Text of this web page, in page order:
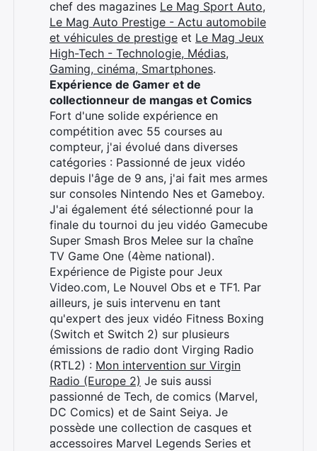
chef des magazines Le Mag Sport Auto,
Le Mag Auto Prestige - Actu automobile
et véhicules de prestige et Le Mag Jeux
High-Tech - Technologie, Médias,
Gaming, cinéma, Smartphones.
Expérience de Gamer et de
collectionneur de mangas et Comics
Fort d'une solide expérience en
compétition avec 55 courses au
compteur, j'ai évolué dans diverses
catégories : Passionné de jeux vidéo
depuis l'âge de 9 ans, j'ai fait mes armes
sur consoles Nintendo Nes et Gameboy.
J'ai également été sélectionné pour la
finale du tournoi du jeu vidéo Gamecube
Super Smash Bros Melee sur la chaîne
TV Game One (4ème national).
Expérience de Pigiste pour Jeux
Video.com, Le Nouvel Obs et e TF1. Par
ailleurs, je suis intervenu en tant
qu'expert des jeux vidéo Fitness Boxing
(Switch et Switch 2) sur plusieurs
émissions de radio dont Virging Radio
(RTL2) : Mon intervention sur Virgin
Radio (Europe 2) Je suis aussi
passionné de Tech, de comics (Marvel,
DC Comics) et de Saint Seiya. Je
possède une collection de casques et
accessoires Marvel Legends Series et